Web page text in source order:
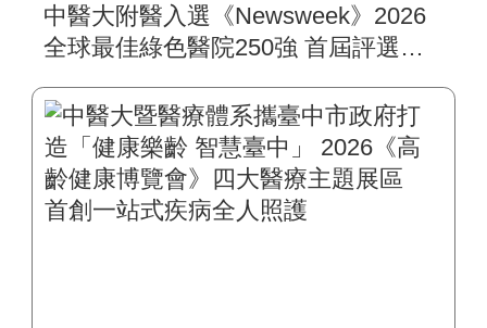
中醫大附醫入選《Newsweek》2026
全球最佳綠色醫院250強 首屆評選即
標居臺灣最佳